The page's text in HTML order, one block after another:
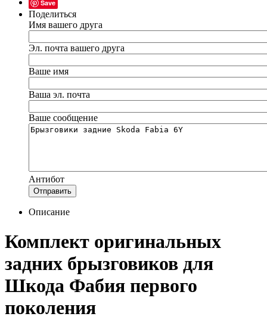
Save
Поделиться
Имя вашего друга
Эл. почта вашего друга
Ваше имя
Ваша эл. почта
Ваше сообщение
Антибот
Отправить
Описание
Комплект оригинальных
задних брызговиков для
Шкода Фабия первого
поколения